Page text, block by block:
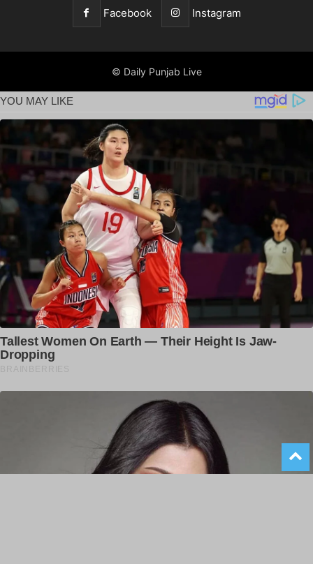
Facebook Instagram
© Daily Punjab Live